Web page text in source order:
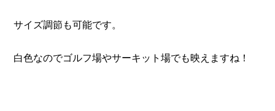
サイズ調節も可能です。
白色なのでゴルフ場やサーキット場でも映えますね！